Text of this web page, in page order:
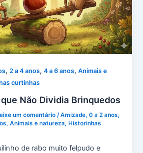
,2 a 4 anos,4 a 6 anos,Animais e
curtinhas
Não Dividia Brinquedos
um comentário /Amizade,0 a 2 anos,
,Animais e natureza,Historinhas
de rabo muito felpudo e